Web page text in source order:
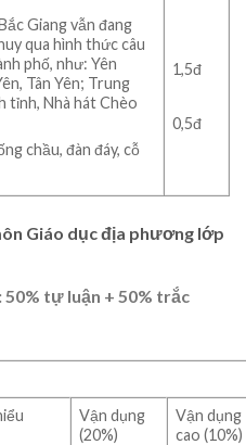
Giang vẫn đang
qua hình thức câu
phố, như: Yên
Tân Yên; Trung
tỉnh, Nhà hát Chèo
chầu, đàn đáy, cỗ
1,5đ
0,5đ
Giáo dục địa phương lớp
50% tự luận + 50% trắc
Vận dụng
(20%)
Vận dụng
cao (10%)